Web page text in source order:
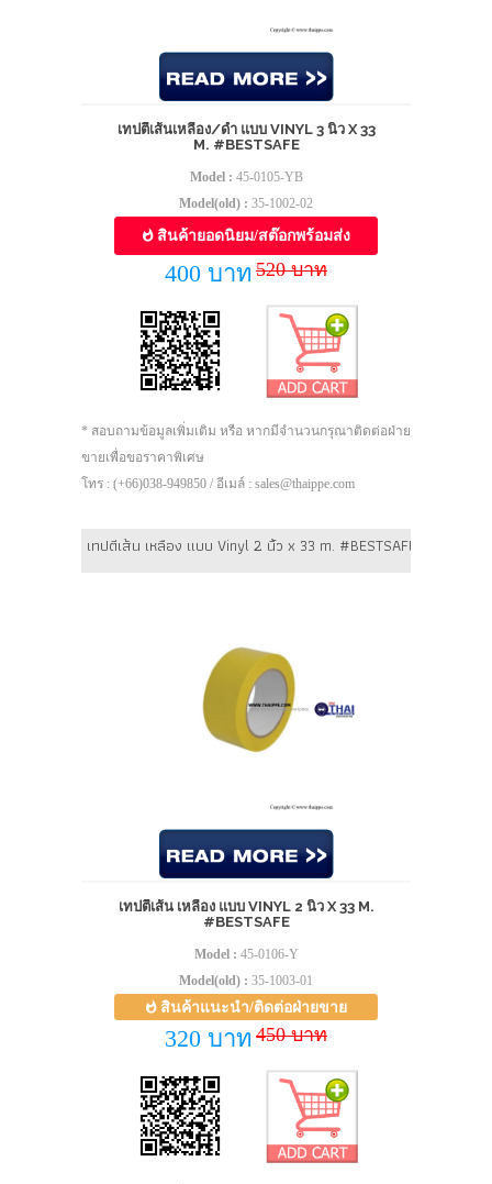
เทปตีเส้นเหลือง/ดำ แบบ VINYL 3 นิ้ว X 33
M. #BESTSAFE
Model : 45-0105-YB
Model(old) : 35-1002-02
สินค้ายอดนิยม/สต๊อกพร้อมส่ง
400 บาท 520 บาท
* สอบถามข้อมูลเพิ่มเติม หรือ หากมีจำนวนกรุณาติดต่อฝ่าย
ขายเพื่อขอราคาพิเศษ
โทร : (+66)038-949850 / อีเมล์ : sales@thaippe.com
เทปตีเส้น เหลือง แบบ Vinyl 2 นิ้ว x 33 m. #BESTSAFE
เทปตีเส้น เหลือง แบบ VINYL 2 นิ้ว X 33 M.
#BESTSAFE
Model : 45-0106-Y
Model(old) : 35-1003-01
สินค้าแนะนำ/ติดต่อฝ่ายขาย
320 บาท 450 บาท